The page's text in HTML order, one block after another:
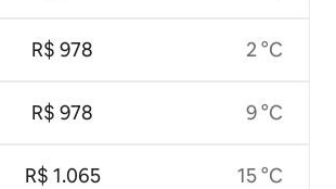
R$ 978
R$ 978
R$ 1.065
2 °C
9 °C
15 °C